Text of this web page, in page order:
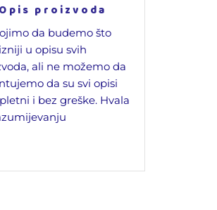
Opis proizvoda
da budemo što
u opisu svih
ali ne možemo da
da su svi opisi
i bez greške. Hvala